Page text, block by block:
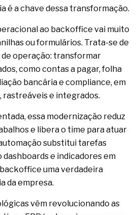
é a chave dessa transformação.
ao backoffice vai muito
ou formulários. Trata-se de
operação: transformar
como contas a pagar, folha
bancária e compliance, em
rastreáveis e integrados.
essa modernização reduz
e libera o time para atuar
substitui tarefas
e indicadores em
uma verdadeira
da empresa.
vêm revolucionando as